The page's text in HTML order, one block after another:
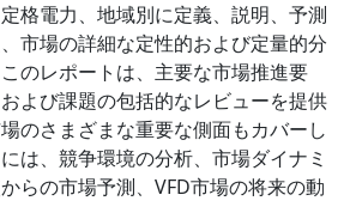
格電力、地域別に定義、説明、予測
市場の詳細な定性的および定量的分
のレポートは、主要な市場推進要
よび課題の包括的なレビューを提供
のさまざまな重要な側面もカバーし
は、競争環境の分析、市場ダイナミ
らの市場予測、VFD市場の将来の動